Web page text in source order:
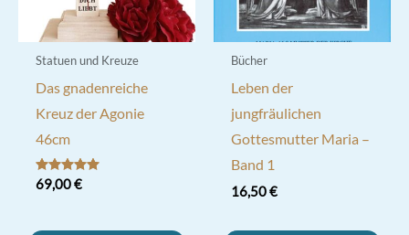
Produktseite
gewählt
werden
Statuen und Kreuze
Das gnadenreiche
Kreuz der Agonie
46cm
Bewertet mit
5.00
69,00€
Bücher
Leben der
jungfräulichen
Gottesmutter Maria –
Band 1
16,50€